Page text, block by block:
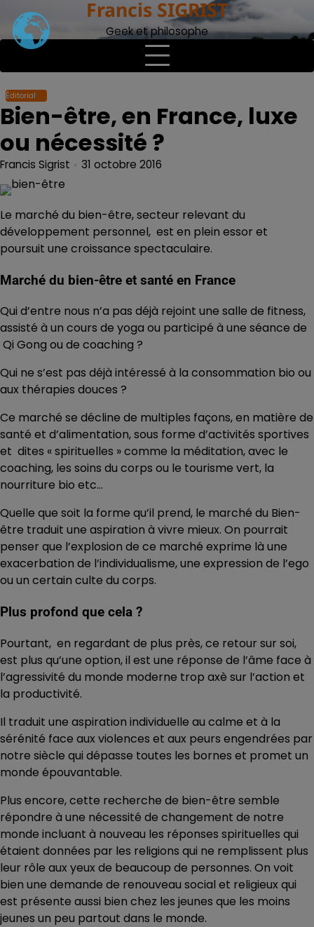
content
Francis SIGRIST
Geek et philosophe
Éditorial
Bien-être, en France, luxe
ou nécessité ?
Francis Sigrist 31 octobre 2016
Le marché du bien-être, secteur relevant du
développement personnel, est en plein essor et
poursuit une croissance spectaculaire.
Marché du bien-être et santé en France
Qui d’entre nous n’a pas déjà rejoint une salle de fitness,
assisté à un cours de yoga ou participé à une séance de
Qi Gong ou de coaching ?
Qui ne s’est pas déjà intéressé à la consommation bio ou
aux thérapies douces ?
Ce marché se décline de multiples façons, en matière de
santé et d’alimentation, sous forme d’activités sportives
et dites « spirituelles » comme la méditation, avec le
coaching, les soins du corps ou le tourisme vert, la
nourriture bio etc…
Quelle que soit la forme qu’il prend, le marché du Bien-
être traduit une aspiration à vivre mieux. On pourrait
penser que l’explosion de ce marché exprime là une
exacerbation de l’individualisme, une expression de l’ego
ou un certain culte du corps.
Plus profond que cela ?
Pourtant, en regardant de plus près, ce retour sur soi,
est plus qu’une option, il est une réponse de l’âme face à
l’agressivité du monde moderne trop axè sur l’action et
la productivité.
Il traduit une aspiration individuelle au calme et à la
sérénité face aux violences et aux peurs engendrées par
notre siècle qui dépasse toutes les bornes et promet un
monde épouvantable.
Plus encore, cette recherche de bien-être semble
répondre à une nécessité de changement de notre
monde incluant à nouveau les réponses spirituelles qui
étaient données par les religions qui ne remplissent plus
leur rôle aux yeux de beaucoup de personnes. On voit
bien une demande de renouveau social et religieux qui
est présente aussi bien chez les jeunes que les moins
jeunes un peu partout dans le monde.